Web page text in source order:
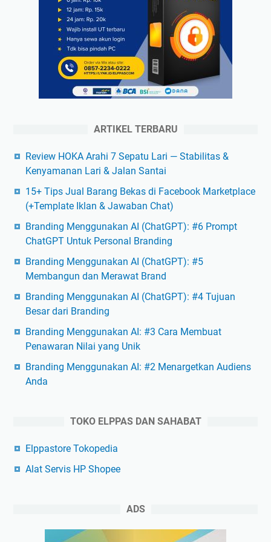
ARTIKEL TERBARU
Review HOKA Arahi 7 Sepatu Lari — Stabilitas &
Kenyamanan Lari & Jalan Santai
15+ Tips Jual Barang Bekas di Facebook Marketplace
(+Template Iklan & Jawaban Chat)
Branding Menggunakan AI (ChatGPT): #6 Prompt
ChatGPT Untuk Personal Branding
Branding Menggunakan AI (ChatGPT): #5
Membangun dan Merawat Brand
Branding Menggunakan AI (ChatGPT): #4 Tujuan
Besar dari Branding
Branding Menggunakan AI: #3 Cara Membuat
Penawaran Nilai yang Unik
Branding Menggunakan AI: #2 Menargetkan Audiens
Anda
TOKO ELPPAS DAN SAHABAT
Elppastore Tokopedia
Alat Servis HP Shopee
ADS